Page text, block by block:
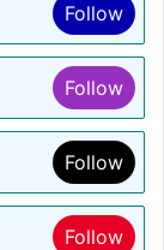
Follow
Follow
Follow
Follow